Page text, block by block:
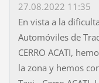
27.08.2022 11:35
En vista a la
Automóviles de
CERRO ACATI,
la zona y hemos